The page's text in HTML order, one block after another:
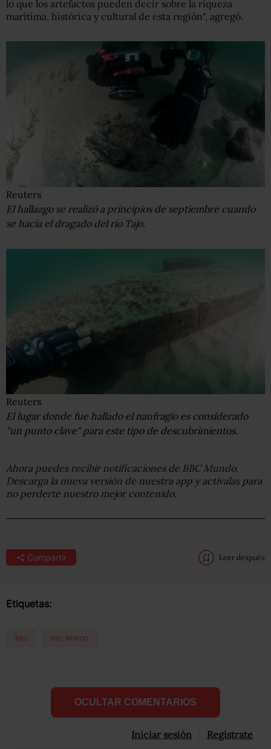
lo que los artefactos pueden decir sobre la riqueza
marítima, histórica y cultural de esta región", agregó.
Reuters
El hallazgo se realizó a principios de septiembre cuando
se hacía el dragado del río Tajo.
Reuters
El lugar donde fue hallado el naufragio es considerado
"un punto clave" para este tipo de descubrimientos.
Ahora puedes recibir notificaciones de BBC Mundo.
Descarga la nueva versión de nuestra app y actívalas para
no perderte nuestro mejor contenido.
Compartir Leer después
Etiquetas:
BBC BBC MUNDO
OCULTAR COMENTARIOS
Iniciar sesión Registrate